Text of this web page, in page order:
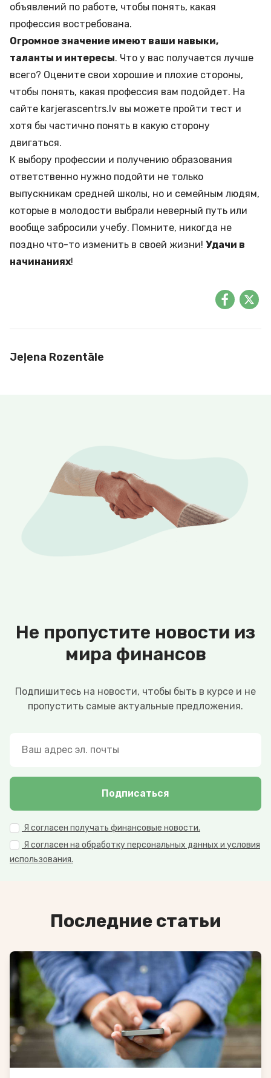
объявлений по работе, чтобы понять, какая
профессия востребована.
Огромное значение имеют ваши навыки,
таланты и интересы. Что у вас получается лучше
всего? Оцените свои хорошие и плохие стороны,
чтобы понять, какая профессия вам подойдет. На
сайте karjerascentrs.lv вы можете пройти тест и
хотя бы частично понять в какую сторону
двигаться.
К выбору профессии и получению образования
ответственно нужно подойти не только
выпускникам средней школы, но и семейным людям,
которые в молодости выбрали неверный путь или
вообще забросили учебу. Помните, никогда не
поздно что-то изменить в своей жизни! Удачи в
начинаниях!
Jeļena Rozentāle
Не пропустите новости из
мира финансов
Подпишитесь на новости, чтобы быть в курсе и не
пропустить самые актуальные предложения.
Подписаться
Я согласен получать финансовые новости.
Я согласен на обработку персональных данных и условия
использования.
Последние статьи